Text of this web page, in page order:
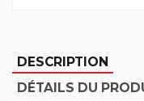
DESCRIPTION
DÉTAILS DU